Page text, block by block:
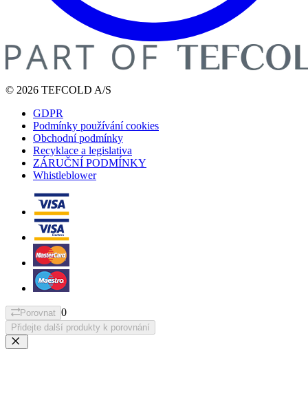
© 2026 TEFCOLD A/S
GDPR
Podmínky používání cookies
Obchodní podmínky
Recyklace a legislativa
ZÁRUČNÍ PODMÍNKY
Whistleblower
Porovnat 0
Přidejte další produkty k porovnání